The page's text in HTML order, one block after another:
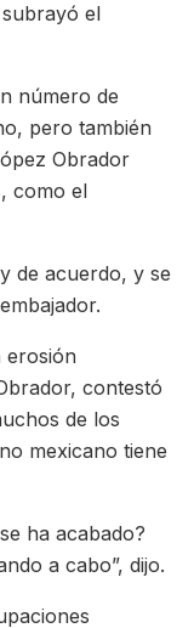
el
número de
pero también
Obrador
como el
de acuerdo, y se
erosión
contestó
de los
mexicano tiene
ha acabado?
a cabo”, dijo.